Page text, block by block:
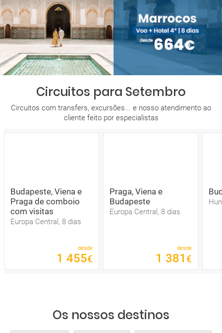
Circuitos para Setembro
Circuitos com transfers, excursões... e nosso atendimento ao
cliente feito por especialistas
Budapeste, Viena e
Praga de comboio
com visitas
Europa Central, 8 dias
desde
1 455€
Praga, Viena e
Budapeste
Europa Central, 8 dias
desde
1 381 €
Os nossos destinos